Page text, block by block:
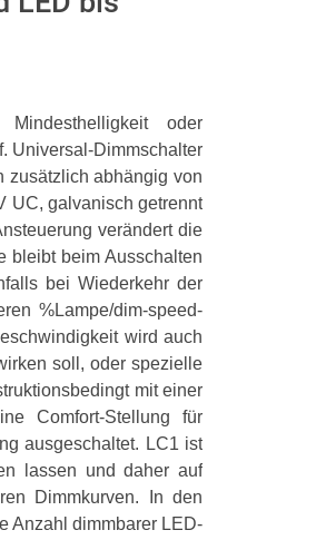
oder
Universal-Dimmschalter
zusätzlich abhängig von
UC, galvanisch getrennt
verändert die
bleibt beim Ausschalten
bei Wiederkehr der
%Lampe/dim-speed-
wird auch
soll, oder spezielle
mit einer
Comfort-Stellung für
ausgeschaltet. LC1 ist
lassen und daher auf
Dimmkurven. In den
Anzahl dimmbarer LED-